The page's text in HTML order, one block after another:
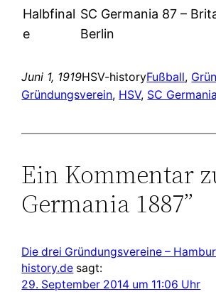
Halbfinal
e
SC Germania 87 –
Berlin
Juni 1, 1919HSV-historyFußball,
Gründungsverein, HSV, SC
Ein Kommentar
Germania 1887”
Die drei Gründungsvereine –
history.de sagt:
29. September 2014 um 11:06 Uhr